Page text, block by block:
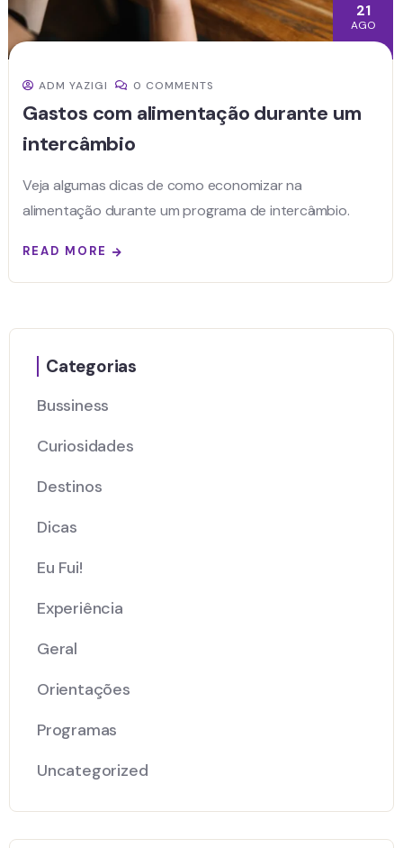
21
AGO
ADM YAZIGI 0 COMMENTS
Gastos com alimentação durante um
intercâmbio
Veja algumas dicas de como economizar na
alimentação durante um programa de intercâmbio.
READ MORE
Categorias
Bussiness
Curiosidades
Destinos
Dicas
Eu Fui!
Experiência
Geral
Orientações
Programas
Uncategorized